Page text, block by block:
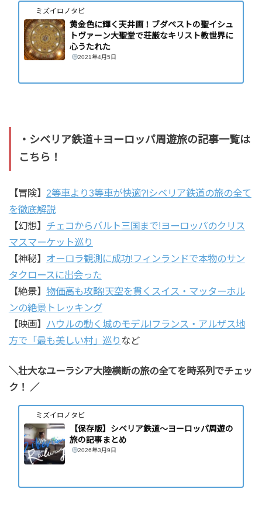
ミズイロノタビ
黄金色に輝く天井画！ブダペストの聖イシュ
トヴァーン大聖堂で荘厳なキリスト教世界に
心うたれた
2021年4月5日
・シベリア鉄道＋ヨーロッパ周遊旅の記事一覧は
こちら！
【冒険】 2等車より3等車が快適?!シベリア鉄道の旅の全て
を徹底解説
【幻想】 チェコからバルト三国まで!ヨーロッパのクリス
マスマーケット巡り
【神秘】 オーロラ観測に成功!フィンランドで本物のサン
タクロースに出会った
【絶景】 物価高も攻略!天空を貫くスイス・マッターホル
ンの絶景トレッキング
【映画】 ハウルの動く城のモデル!フランス・アルザス地
方で「最も美しい村」巡り など
＼壮大なユーラシア大陸横断の旅の全てを時系列でチェッ
ク！
／
ミズイロノタビ
【保存版】シベリア鉄道～ヨーロッパ周遊の
旅の記事まとめ
2026年3月9日